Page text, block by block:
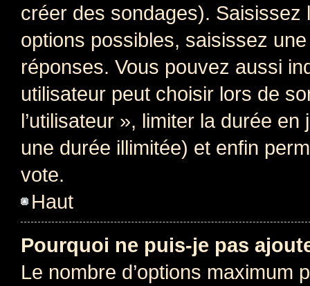
créer des sondages).
options possibles, saisissez
réponses. Vous pouvez aussi
utilisateur peut choisir lors de
l’utilisateur », limiter la durée
une durée illimitée) et enfin
vote.
Haut
Pourquoi ne puis-je pas
Le nombre d’options maximum